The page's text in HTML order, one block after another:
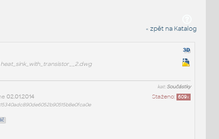
« zpět na Katalog
heat_sink_with_transistor__2.dwg
kat:Součástky
Staženo: 609x
02.01.2014